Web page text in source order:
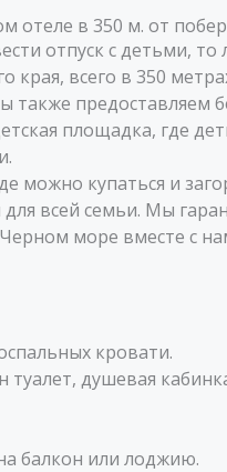
в 350 м. от
отпуск с детьми,
края, всего в 350
предоставляем
площадка, где
можно купаться и
всей семьи. Мы
море вместе с
кровати.
туалет, душевая
балкон или лоджию.